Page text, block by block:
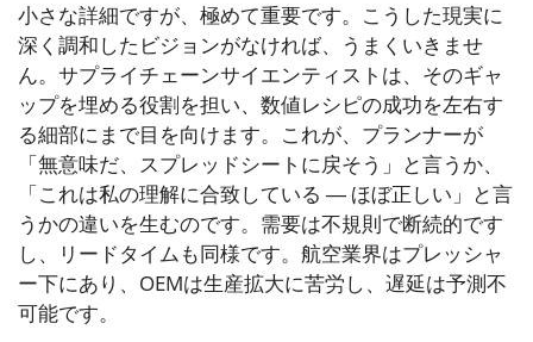
小さな詳細ですが、極めて重要です。こうした現実に
深く調和したビジョンがなければ、うまくいきませ
ん。サプライチェーンサイエンティストは、そのギャ
ップを埋める役割を担い、数値レシピの成功を左右す
る細部にまで目を向けます。これが、プランナーが
「無意味だ、スプレッドシートに戻そう」と言うか、
「これは私の理解に合致している ― ほぼ正しい」と言
うかの違いを生むのです。需要は不規則で断続的です
し、リードタイムも同様です。航空業界はプレッシャ
ー下にあり、OEMは生産拡大に苦労し、遅延は予測不
可能です。